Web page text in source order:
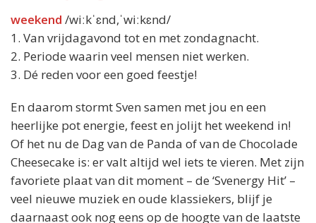
weekend /wiːkˈɛnd,ˈwiːkɛnd/
1. Van vrijdagavond tot en met zondagnacht.
2. Periode waarin veel mensen niet werken.
3. Dé reden voor een goed feestje!
En daarom stormt Sven samen met jou en een
heerlijke pot energie, feest en jolijt het weekend in!
Of het nu de Dag van de Panda of van de Chocolade
Cheesecake is: er valt altijd wel iets te vieren. Met zijn
favoriete plaat van dit moment – de ‘Svenergy Hit’ –
veel nieuwe muziek en oude klassiekers, blijf je
daarnaast ook nog eens op de hoogte van de laatste